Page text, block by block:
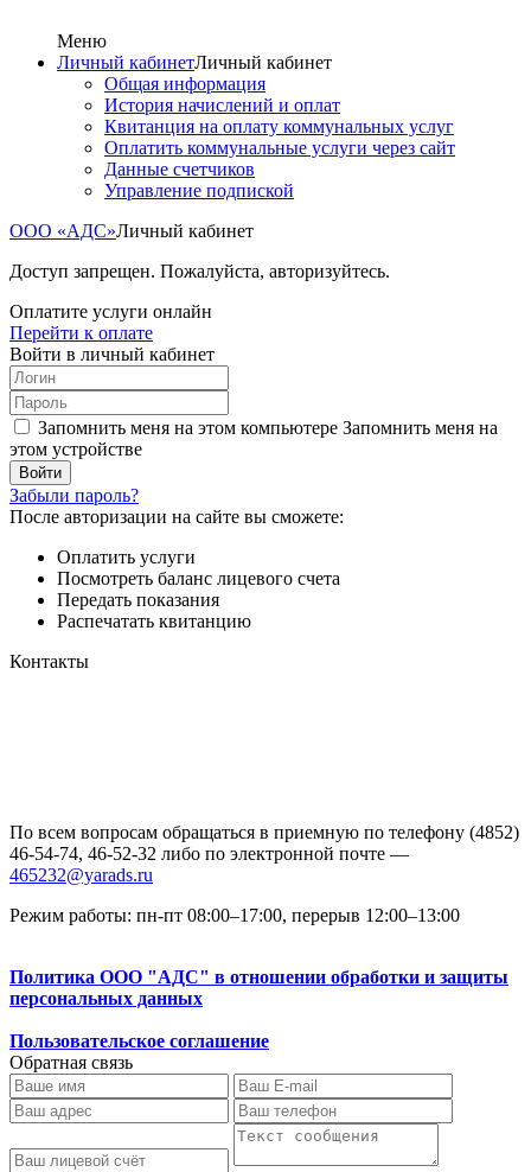
Меню
Личный кабинетЛичный кабинет
Общая информация
История начислений и оплат
Квитанция на оплату коммунальных услуг
Оплатить коммунальные услуги через сайт
Данные счетчиков
Управление подпиской
ООО «АДС»Личный кабинет
Доступ запрещен. Пожалуйста, авторизуйтесь.
Оплатите услуги онлайн
Перейти к оплате
Войти в личный кабинет
Запомнить меня на этом компьютере Запомнить меня на
этом устройстве
Забыли пароль?
После авторизации на сайте вы сможете:
Оплатить услуги
Посмотреть баланс лицевого счета
Передать показания
Распечатать квитанцию
Контакты
По всем вопросам обращаться в приемную по телефону (4852)
46-54-74, 46-52-32 либо по электронной почте —
465232@yarads.ru
Режим работы: пн-пт 08:00–17:00, перерыв 12:00–13:00
Политика ООО "АДС" в отношении обработки и защиты
персональных данных
Пользовательское соглашение
Обратная связь